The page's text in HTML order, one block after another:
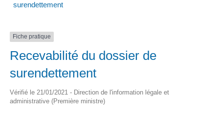
surendettement
Fiche pratique
Recevabilité du dossier de
surendettement
Vérifié le 21/01/2021 - Direction de l'information légale et
administrative (Première ministre)